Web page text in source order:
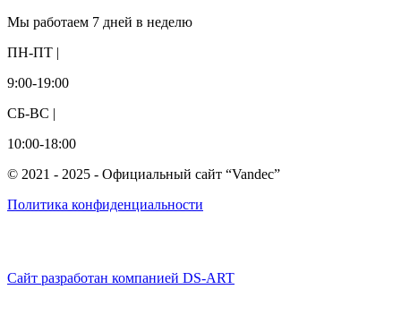
Мы работаем 7 дней в неделю
ПН-ПТ |
9:00-19:00
СБ-ВС |
10:00-18:00
© 2021 - 2025 - Официальный сайт “Vandec”
Политика конфиденциальности
Сайт разработан компанией DS-ART